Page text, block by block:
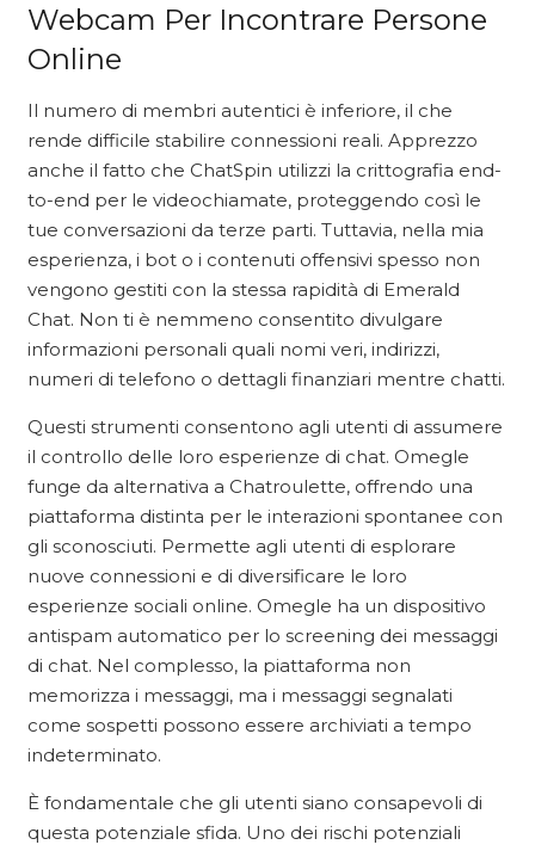
Webcam Per Incontrare Persone
Online
Il numero di membri autentici è inferiore, il che
rende difficile stabilire connessioni reali. Apprezzo
anche il fatto che ChatSpin utilizzi la crittografia end-
to-end per le videochiamate, proteggendo così le
tue conversazioni da terze parti. Tuttavia, nella mia
esperienza, i bot o i contenuti offensivi spesso non
vengono gestiti con la stessa rapidità di Emerald
Chat. Non ti è nemmeno consentito divulgare
informazioni personali quali nomi veri, indirizzi,
numeri di telefono o dettagli finanziari mentre chatti.
Questi strumenti consentono agli utenti di assumere
il controllo delle loro esperienze di chat. Omegle
funge da alternativa a Chatroulette, offrendo una
piattaforma distinta per le interazioni spontanee con
gli sconosciuti. Permette agli utenti di esplorare
nuove connessioni e di diversificare le loro
esperienze sociali online. Omegle ha un dispositivo
antispam automatico per lo screening dei messaggi
di chat. Nel complesso, la piattaforma non
memorizza i messaggi, ma i messaggi segnalati
come sospetti possono essere archiviati a tempo
indeterminato.
È fondamentale che gli utenti siano consapevoli di
questa potenziale sfida. Uno dei rischi potenziali